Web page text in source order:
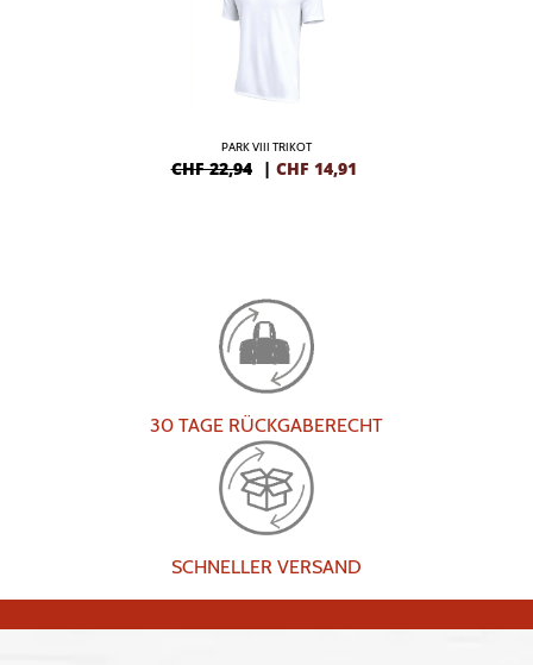
PARK VIII TRIKOT
CHF 22,94 | CHF 14,91
30 TAGE RÜCKGABERECHT
SCHNELLER VERSAND